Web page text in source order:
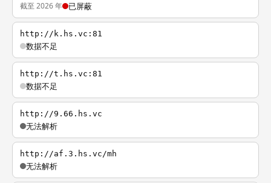
截至 2026 年 已屏蔽
http://k.hs.vc:81
数据不足
http://t.hs.vc:81
数据不足
http://9.66.hs.vc
无法解析
http://af.3.hs.vc/mh
无法解析